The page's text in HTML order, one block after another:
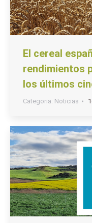
El cereal
rendimientos
los últimos
Categoria: Noticias